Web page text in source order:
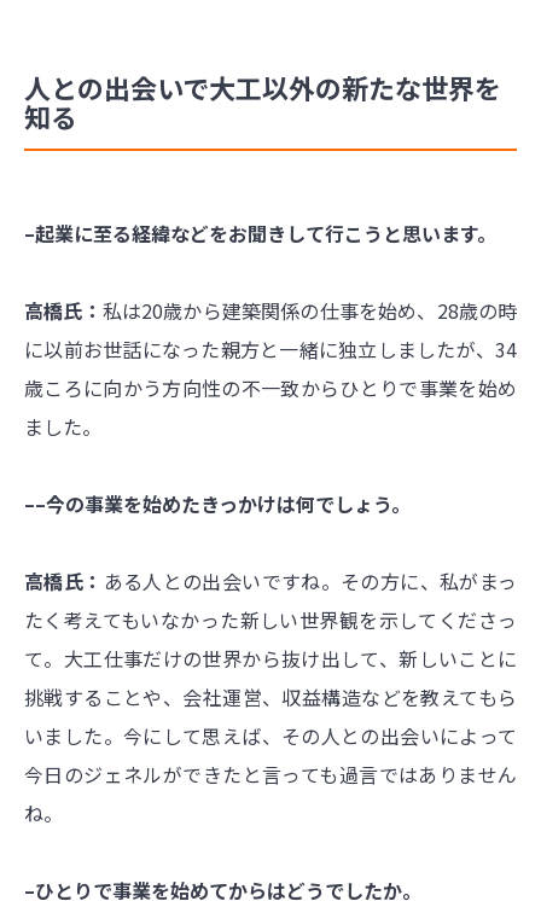
人との出会いで大工以外の新たな世界を
知る
–起業に至る経緯などをお聞きして行こうと思います。
高橋氏： 私は20歳から建築関係の仕事を始め、28歳の時
に以前お世話になった親方と一緒に独立しましたが、34
歳ころに向かう方向性の不一致からひとりで事業を始め
ました。
––今の事業を始めたきっかけは何でしょう。
高橋氏： ある人との出会いですね。その方に、私がまっ
たく考えてもいなかった新しい世界観を示してくださっ
て。大工仕事だけの世界から抜け出して、新しいことに
挑戦することや、会社運営、収益構造などを教えてもら
いました。今にして思えば、その人との出会いによって
今日のジェネルができたと言っても過言ではありません
ね。
–ひとりで事業を始めてからはどうでしたか。